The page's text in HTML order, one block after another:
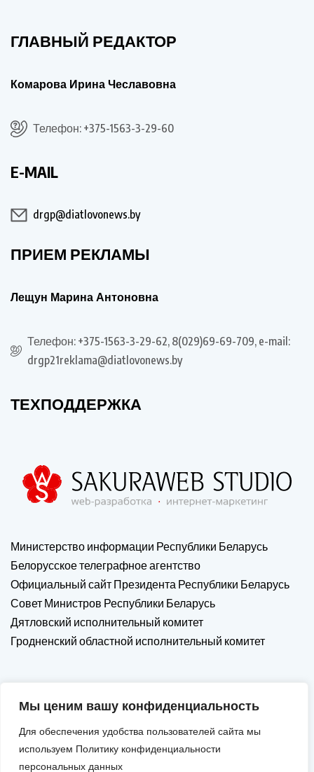
Мы ценим вашу конфиденциальность
Для обеспечения удобства пользователей сайта мы
используем Политику конфиденциальности
персональных данных
ГЛАВНЫЙ РЕДАКТОР
Комарова Ирина Чеславовна
Телефон: +375-1563-3-29-60
E-MAIL
drgp@diatlovonews.by
ПРИЕМ РЕКЛАМЫ
Лещун Марина Антоновна
Телефон: +375-1563-3-29-62, 8(029)69-69-709, e-mail:
drgp21reklama@diatlovonews.by
ТЕХПОДДЕРЖКА
Министерство информации Республики Беларусь
Белорусское телеграфное агентство
Официальный сайт Президента Республики Беларусь
Совет Министров Республики Беларусь
Дятловский исполнительный комитет
Гродненский областной исполнительный комитет